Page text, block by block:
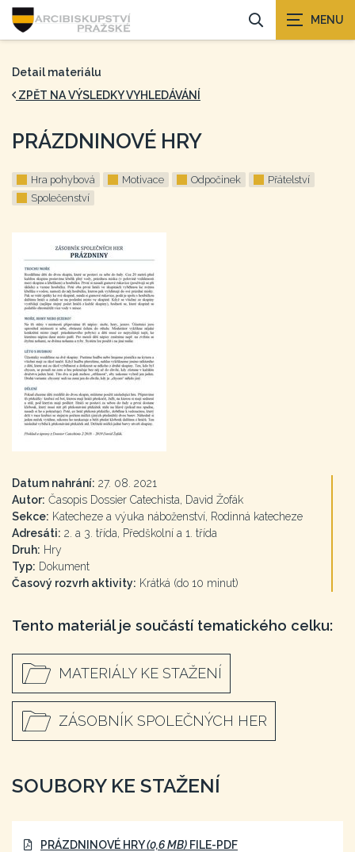
Detail materiálu
ZPĚT NA VÝSLEDKY VYHLEDÁVÁNÍ
PRÁZDNINOVÉ HRY
Hra pohybová Motivace Odpočinek
Přátelství
Společenství
Datum nahrání: 27. 08. 2021
Autor: Časopis Dossier Catechista, David Žofák
Sekce: Katecheze a výuka náboženství, Rodinná katecheze
Adresáti: 2. a 3. třída, Předškolní a 1. třída
Druh: Hry
Typ: Dokument
Časový rozvrh aktivity: Krátká (do 10 minut)
Tento materiál je součástí tematického celku:
MATERIÁLY KE STAŽENÍ
ZÁSOBNÍK SPOLEČNÝCH HER
SOUBORY KE STAŽENÍ
PRÁZDNINOVÉ HRY(0,6 MB) FILE-PDF